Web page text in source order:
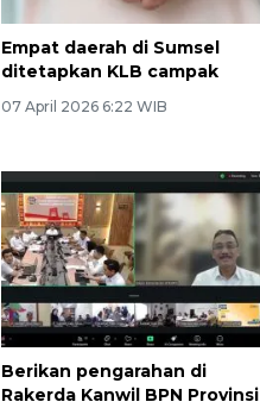
Empat daerah di Sumsel
ditetapkan KLB campak
07 April 2026 6:22 WIB
Berikan pengarahan di
Rakerda Kanwil BPN Provinsi